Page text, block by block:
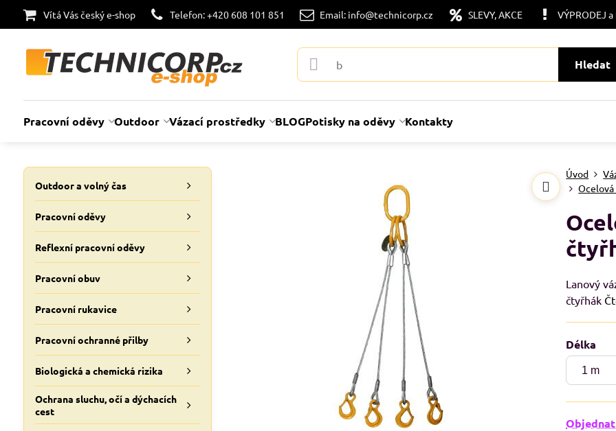
Vítá Vás český e-shop Telefon: +420 608 101 851 Email: info@technicorp.cz SLEVY, AKCE VÝPRODEJ
Hledat
Pracovní oděvy Outdoor Vázací prostředky BLOGPotisky na oděvy Kontakty
Úvod
Ocelová
Lanový
čtyřhák
Délka
Outdoor a volný čas
Pracovní oděvy
Reflexní pracovní oděvy
Pracovní obuv
Pracovní rukavice
Pracovní ochranné přilby
Biologická a chemická rizika
Ochrana sluchu, očí a dýchacích
cest